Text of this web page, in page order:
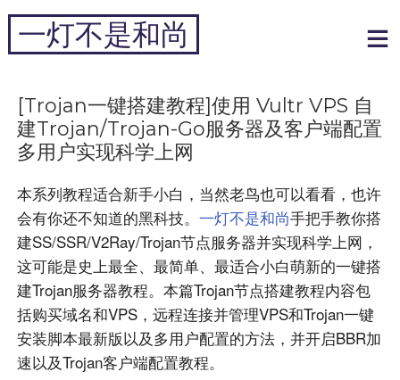
跳
内
一灯不是和尚
[Trojan一键搭建教程]使用 Vultr VPS 自
建Trojan/Trojan-Go服务器及客户端配置
多用户实现科学上网
本系列教程适合新手小白，当然老鸟也可以看看，也许
会有你还不知道的黑科技。 一灯不是和尚手把手教你搭
建SS/SSR/V2Ray/Trojan节点服务器并实现科学上网，
这可能是史上最全、最简单、最适合小白萌新的一键搭
建Trojan服务器教程。本篇Trojan节点搭建教程内容包
括购买域名和VPS，远程连接并管理VPS和Trojan一键
安装脚本最新版以及多用户配置的方法，并开启BBR加
速以及Trojan客户端配置教程。